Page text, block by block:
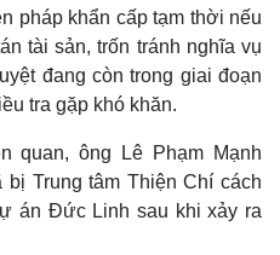
pháp khẩn cấp tạm thời nếu
tài sản, trốn tránh nghĩa vụ
đang còn trong giai đoạn
tra gặp khó khăn.
quan, ông Lê Phạm Mạnh
Trung tâm Thiện Chí cách
án Đức Linh sau khi xảy ra